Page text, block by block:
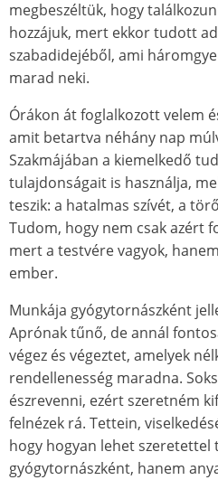
megbeszéltük, hogy
hozzájuk, mert ekkor tudott
szabadidejéből, ami
marad neki.
Órákon át foglalkozott velem
amit betartva néhány nap
Szakmájában a kiemelkedő
tulajdonságait is használja,
teszik: a hatalmas szívét, a
Tudom, hogy nem csak azért
mert a testvére vagyok,
ember.
Munkája gyógytornászként
Aprónak tűnő, de annál
végez és végeztet, amelyek
rendellenesség maradna.
észrevenni, ezért szeretném
felnézek rá. Tettein,
hogy hogyan lehet szeretettel
gyógytornászként, hanem